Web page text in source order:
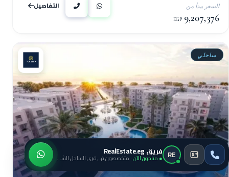
السعر يبدأ من
9,207,376
EGP
التفاصيل
ساحلي
RE فريق RealEstate.eg
● متاحون الآن· متخصصون في قرى الساحل الشمالي